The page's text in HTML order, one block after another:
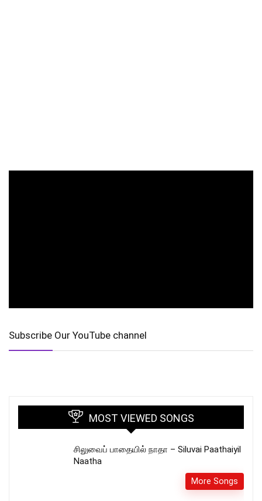
Subscribe Our YouTube channel
MOST VIEWED SONGS
சிலுவைப் பாதையில் நாதா – Siluvai Paathaiyil
Naatha
More Songs